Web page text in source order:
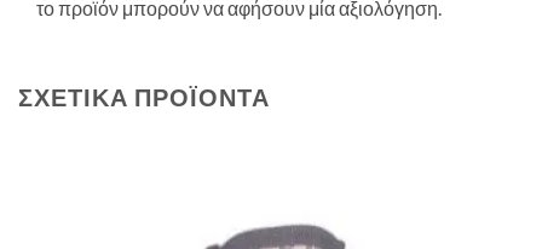
το προϊόν μπορούν να αφήσουν μία αξιολόγηση.
ΣΧΕΤΙΚΆ ΠΡΟΪΌΝΤΑ